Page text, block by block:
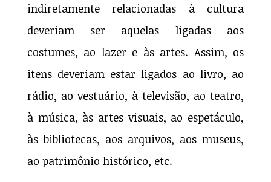
indiretamente relacionadas à cultura
deveriam ser aquelas ligadas aos
costumes, ao lazer e às artes. Assim, os
itens deveriam estar ligados ao livro, ao
rádio, ao vestuário, à televisão, ao teatro,
à música, às artes visuais, ao espetáculo,
às bibliotecas, aos arquivos, aos museus,
ao patrimônio histórico, etc.